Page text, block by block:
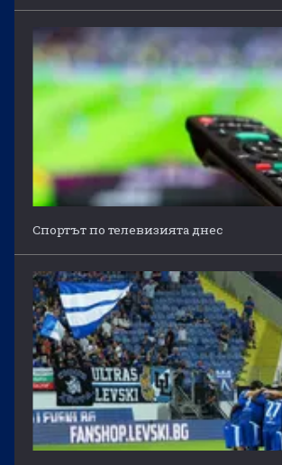
Спортът по телевизията днес